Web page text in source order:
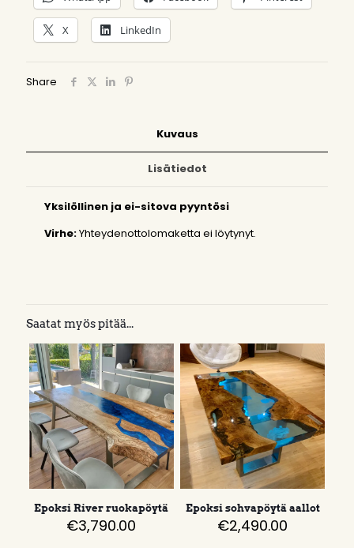
X LinkedIn
Share
Kuvaus
Lisätiedot
Yksilöllinen ja ei-sitova pyyntösi
Virhe:Yhteydenottolomaketta ei löytynyt.
Saatat myös pitää...
Epoksi River ruokapöytä
€3,790.00
Epoksi sohvapöytä aallot
€2,490.00